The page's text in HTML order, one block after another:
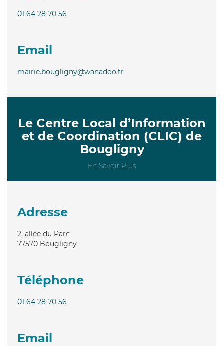
01 64 28 70 56
Email
mairie.bougligny@wanadoo.fr
Le Centre Local d’Information
et de Coordination (CLIC) de
Bougligny
En Savoir Plus
Adresse
2, allée du Parc
77570 Bougligny
Téléphone
01 64 28 70 56
Email